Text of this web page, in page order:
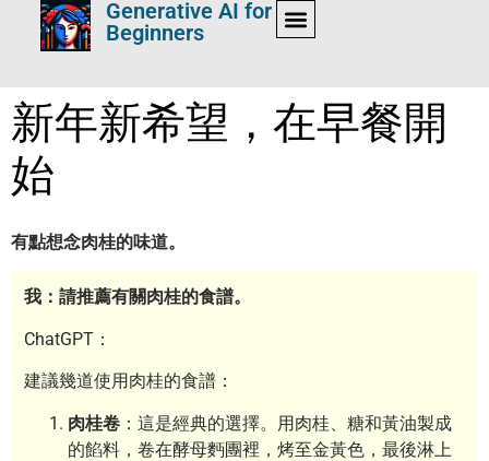
Generative AI for
Beginners
新年新希望，在早餐開
始
有點想念肉桂的味道。
我：請推薦有關肉桂的食譜。
ChatGPT：
建議幾道使用肉桂的食譜：
肉桂卷 ：這是經典的選擇。用肉桂、糖和黃油製成
的餡料，卷在酵母麪團裡，烤至金黃色，最後淋上